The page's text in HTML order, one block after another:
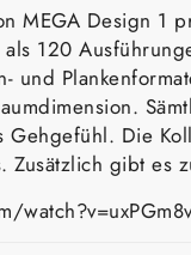
MEGA Design 1
120
und
Gehgefühl. Die
Zusätzlich gibt es